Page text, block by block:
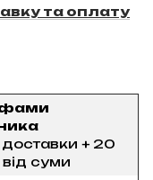
та оплату
доставки + 20
суми